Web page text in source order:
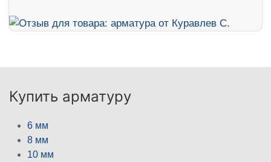
Купить арматуру
6 мм
8 мм
10 мм